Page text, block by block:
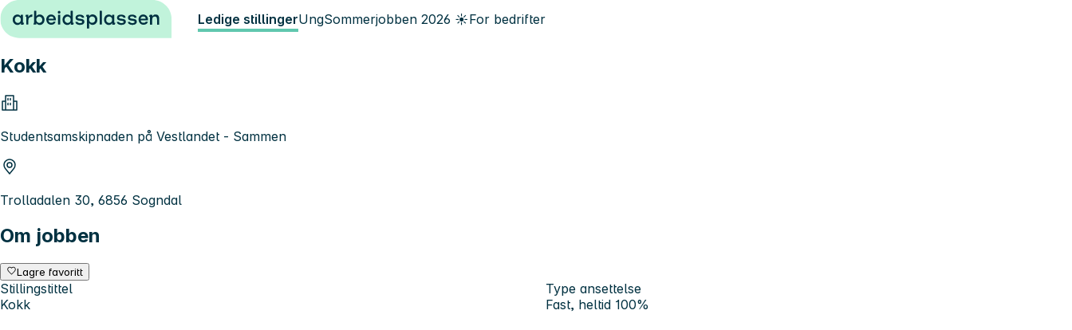
Hopp til innhold Ledige stillingerUngSommerjobben 2026 ☀️For bedrifter
Kokk
Studentsamskipnaden på Vestlandet - Sammen
Trolladalen 30, 6856 Sogndal
Om jobben
Lagre favoritt
Stillingstittel
Kokk
Type ansettelse
Fast, heltid 100%